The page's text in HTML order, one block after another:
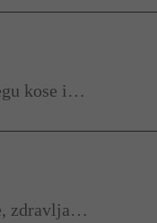
kose i…
zdravlja…